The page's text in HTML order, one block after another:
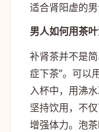
适合肾阳虚的男
男人如何用茶
补肾茶并不是
症下茶”。可以
入杯中，用沸
坚持饮用，不
增强体力。泡